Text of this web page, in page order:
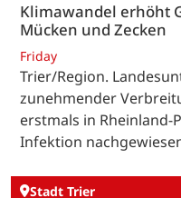
Klimawandel erhöht
Mücken und Zecken
Friday
Trier/Region.
zunehmender
erstmals in Rheinland-
Infektion
Stadt Trier